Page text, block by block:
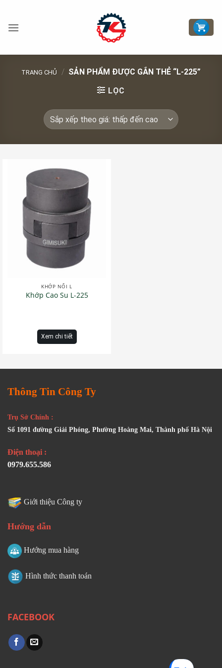
nội
TRANG CHỦ / SẢN PHẨM ĐƯỢC GẮN THẺ “L-225”
LỌC
KHỚP NỐI L
Khớp Cao Su L-225
Xem chi tiết
Thông Tin Công Ty
Trụ Sở Chính :
Số 1091 đường Giải Phóng, Phường Hoàng Mai, Thành phố Hà Nội
Điện thoại :
0979.655.586
Giới thiệu Công ty
Hướng dẫn
Hướng mua hàng
Hình thức thanh toán
FACEBOOK